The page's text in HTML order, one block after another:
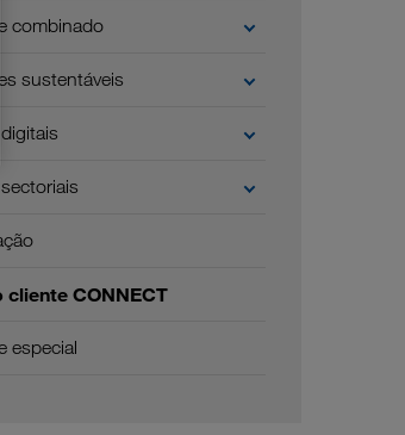
combinado
sustentáveis
digitais
cliente CONNECT
especial